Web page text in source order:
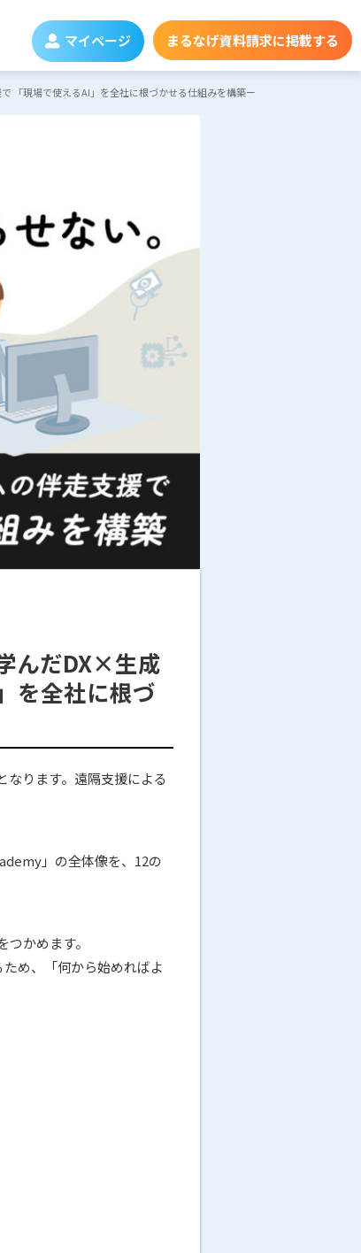
マイページ まるなげ資料請求に掲載する
「現場で使えるAI」を全社に根づかせる仕組みを構築ー
んだDX×生成
を全社に根づ
ります。遠隔支援による
」の全体像を、12の
かめます。
め、「何から始めればよ